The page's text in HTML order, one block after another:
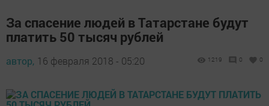
За спасение людей в Татарстане будут
платить 50 тысяч рублей
автор, 16 февраля 2018 - 05:20 1219 0 0